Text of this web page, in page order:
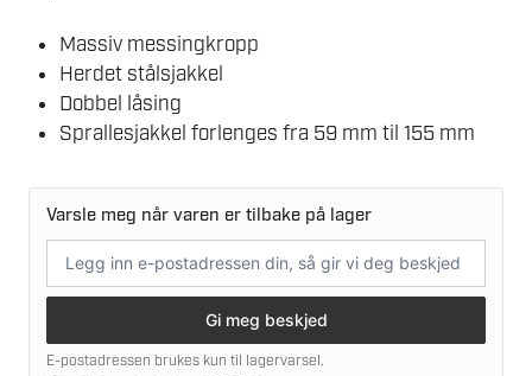
Massiv messingkropp
Herdet stålsjakkel
Dobbel låsing
Sprallesjakkel forlenges fra 59 mm til 155 mm
Varsle meg når varen er tilbake på lager
postadresse
Gi meg beskjed
E-postadressen brukes kun til lagervarsel.